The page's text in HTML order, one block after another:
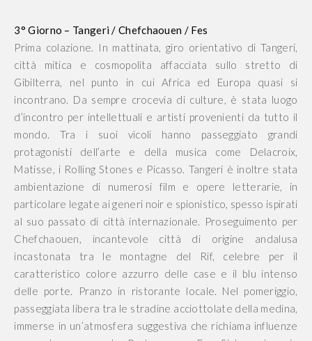
3° Giorno – Tangeri / Chefchaouen / Fes
Prima colazione. In mattinata, giro orientativo di Tangeri,
città mitica e cosmopolita affacciata sullo stretto di
Gibilterra, nel punto in cui Africa ed Europa quasi si
incontrano. Da sempre crocevia di culture, è stata luogo
d’incontro per intellettuali e artisti provenienti da tutto il
mondo. Tra i suoi vicoli hanno passeggiato grandi
protagonisti dell’arte e della musica come Delacroix,
Matisse, i Rolling Stones e Picasso. Tangeri è inoltre stata
ambientazione di numerosi film e opere letterarie, in
particolare legate ai generi noir e spionistico, spesso ispirati
al suo passato di città internazionale. Proseguimento per
Chefchaouen, incantevole città di origine andalusa
incastonata tra le montagne del Rif, celebre per il
caratteristico colore azzurro delle case e il blu intenso
delle porte. Pranzo in ristorante locale. Nel pomeriggio,
passeggiata libera tra le stradine acciottolate della medina,
immerse in un’atmosfera suggestiva che richiama influenze